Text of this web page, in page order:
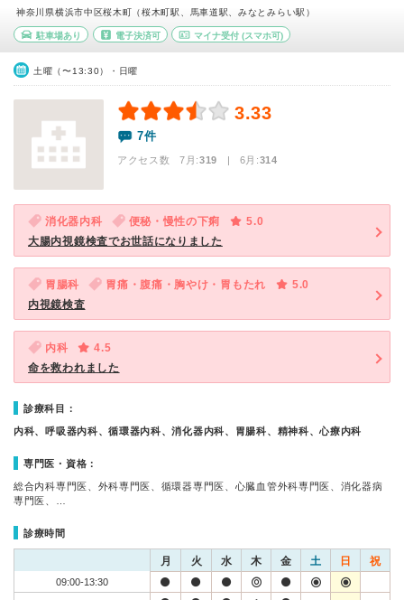
神奈川県横浜市中区桜木町（桜木町駅、馬車道駅、みなとみらい駅）
駐車場あり 電子決済可 マイナ受付 (スマホ可)
土曜（〜13:30）・日曜
3.33
7件
アクセス数 7月:319 | 6月:314
消化器内科 便秘・慢性の下痢
5.0
大腸内視鏡検査でお世話になりました
胃腸科 胃痛・腹痛・胸やけ・胃もたれ
5.0
内視鏡検査
内科
4.5
命を救われました
診療科目：
内科、呼吸器内科、循環器内科、消化器内科、胃腸科、精神科、心療内科
専門医・資格：
総合内科専門医、外科専門医、循環器専門医、心臓血管外科専門医、消化器病
専門医、…
診療時間
月 火 水 木 金 土 日 祝
09:00-13:30